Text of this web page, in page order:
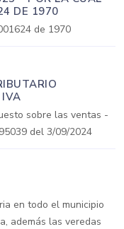
DE 1970
de 1970
sobre las ventas -
del 3/09/2024
en todo el municipio
además las veredas